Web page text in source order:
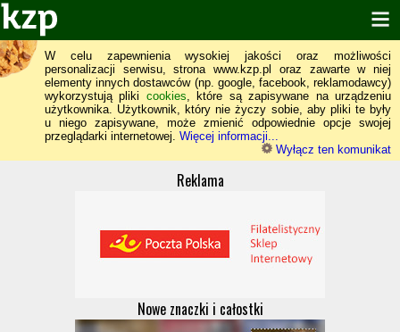
W celu zapewnienia wysokiej jakości oraz możliwości
personalizacji serwisu, strona www.kzp.pl oraz zawarte w niej
elementy innych dostawców (np. google, facebook, reklamodawcy)
wykorzystują pliki cookies, które są zapisywane na urządzeniu
użytkownika. Użytkownik, który nie życzy sobie, aby pliki te były
u niego zapisywane, może zmienić odpowiednie opcje swojej
przeglądarki internetowej. Więcej informacji...
Wyłącz ten komunikat
Reklama
Nowe znaczki i całostki